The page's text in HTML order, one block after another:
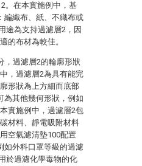
。在本實施例中，基
編織布、紙、不織布或
途為支持過濾層2，因
的布材為較佳。
，過濾層2的輪廓形狀
，過濾層2為具有能完
形狀為上方細而底部
為其他幾何形狀，例如
實施例中，過濾層2包
材料、靜電吸附材料
空氣濾清墊100配置
如外科口罩等級的過濾
於過濾化學毒物的化